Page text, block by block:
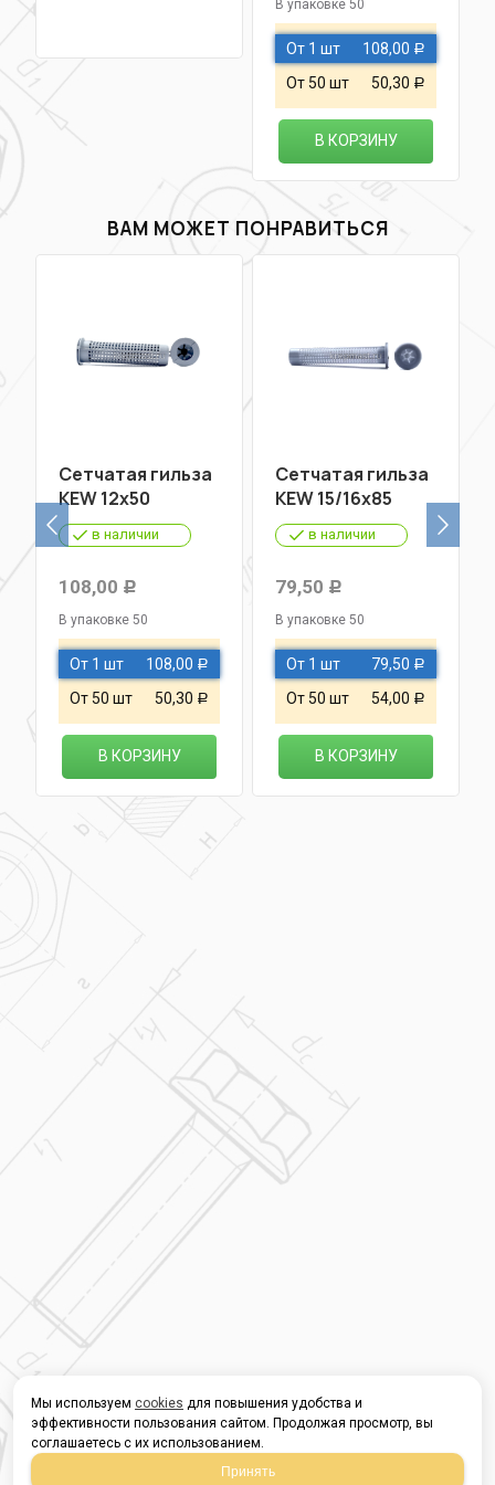
В упаковке 50
От 1 шт 108,00 Р
От 50 шт 50,30 Р
В КОРЗИНУ
ВАМ МОЖЕТ ПОНРАВИТЬСЯ
Сетчатая гильза
KEW 12х50
в наличии
108,00 Р
В упаковке 50
От 1 шт 108,00 Р
От 50 шт 50,30 Р
В КОРЗИНУ
Сетчатая гильза
KEW 15/16х85
в наличии
79,50 Р
В упаковке 50
От 1 шт 79,50 Р
От 50 шт 54,00 Р
В КОРЗИНУ
Мы используем cookies для повышения удобства и
эффективности пользования сайтом. Продолжая просмотр, вы
соглашаетесь с их использованием.
Принять